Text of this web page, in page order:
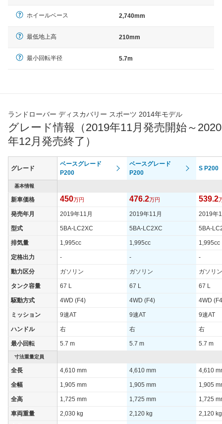
ホイールベース 2,740mm
最低地上高 210mm
最小回転半径 5.7m
ランドローバー ディスカバリー スポーツ 2014年モデル
グレード情報（2019年11月発売開始～2020
年12月発売終了）
グレード
ベースグレード
P200
ベースグレード
P200
S P200
基本情報
新車価格 450万円 476.2万円 539.2
発売年月 2019年11月 2019年11月 2019年
型式 5BA-LC2XC 5BA-LC2XC 5BA-
排気量 1,995cc 1,995cc 1,995cc
定格出力 - - -
動力区分 ガソリン ガソリン ガソリン
タンク容量 67 L 67 L 67 L
駆動方式 4WD (F4) 4WD (F4) 4WD
ミッション 9速AT 9速AT 9速AT
ハンドル 右 右 右
最小回転 5.7 m 5.7 m 5.7 m
寸法重量定員
全長 4,610 mm 4,610 mm 4,610
全幅 1,905 mm 1,905 mm 1,905
全高 1,725 mm 1,725 mm 1,725
車両重量 2,030 kg 2,120 kg 2,120 kg